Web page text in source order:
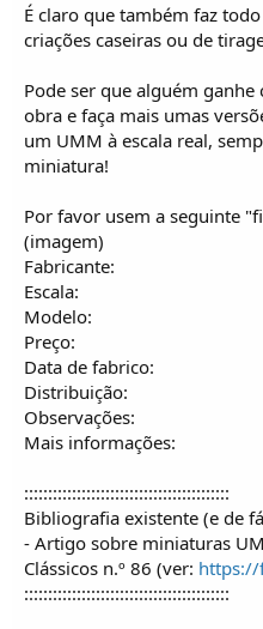
É claro que também faz
criações caseiras ou de
Pode ser que alguém
obra e faça mais umas
um UMM à escala real,
miniatura!
Por favor usem a seguinte
(imagem)
Fabricante:
Escala:
Modelo:
Preço:
Data de fabrico:
Distribuição:
Observações:
Mais informações:
:::::::::::::::::::::::::::::::::::::::::::
Bibliografia existente (e de
- Artigo sobre miniaturas
Clássicos n.º 86 (ver:
:::::::::::::::::::::::::::::::::::::::::::